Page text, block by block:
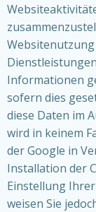
Informationen
sofern dies
diese Daten im
wird in keinem
der Google in
Installation der
Einstellung
weisen Sie